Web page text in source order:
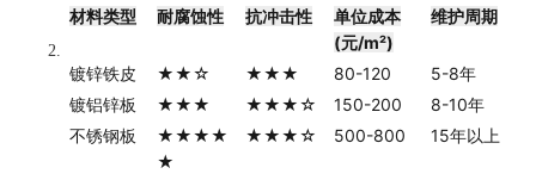
材料类型 耐腐蚀性 抗冲击性
单位成本
(元/m²)
维护周期
镀锌铁皮 ★★☆ ★★★ 80-120
5-8年
镀铝锌板
★★★ ★★★☆ 150-200
8-10年
不锈钢板
★★★★
★
★★★☆ 500-800 15年以上